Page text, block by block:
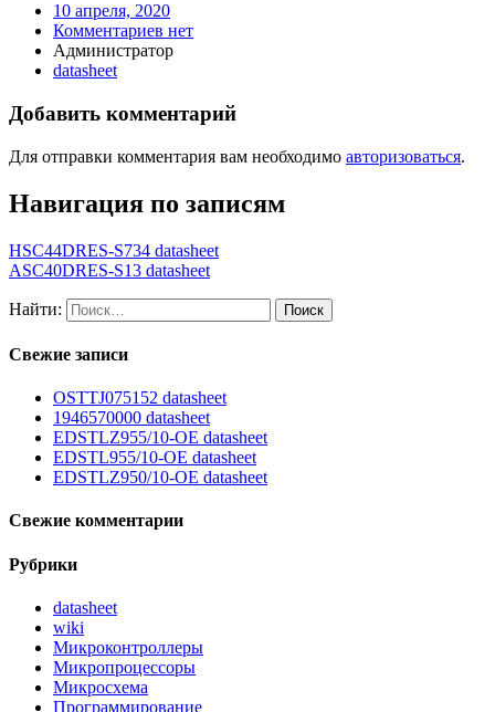
10 апреля, 2020
Комментариев нет
Администратор
datasheet
Добавить комментарий
Для отправки комментария вам необходимо авторизоваться.
Навигация по записям
HSC44DRES-S734 datasheet
ASC40DRES-S13 datasheet
Найти:
Свежие записи
OSTTJ075152 datasheet
1946570000 datasheet
EDSTLZ955/10-OE datasheet
EDSTL955/10-OE datasheet
EDSTLZ950/10-OE datasheet
Свежие комментарии
Рубрики
datasheet
wiki
Микроконтроллеры
Микропроцессоры
Микросхема
Программирование